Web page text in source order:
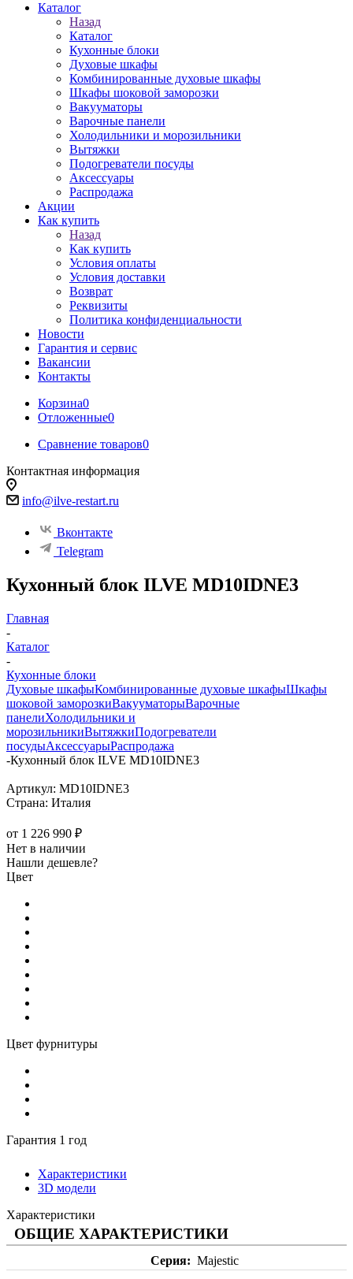
Каталог
Назад
Каталог
Кухонные блоки
Духовые шкафы
Комбинированные духовые шкафы
Шкафы шоковой заморозки
Вакууматоры
Варочные панели
Холодильники и морозильники
Вытяжки
Подогреватели посуды
Аксессуары
Распродажа
Акции
Как купить
Назад
Как купить
Условия оплаты
Условия доставки
Возврат
Реквизиты
Политика конфиденциальности
Новости
Гарантия и сервис
Вакансии
Контакты
Корзина0
Отложенные0
Сравнение товаров0
Контактная информация
info@ilve-restart.ru
Вконтакте
Telegram
Кухонный блок ILVE MD10IDNE3
Главная
-
Каталог
-
Кухонные блоки
Духовые шкафыКомбинированные духовые шкафыШкафы
шоковой заморозкиВакууматорыВарочные
панелиХолодильники и
морозильникиВытяжкиПодогреватели
посудыАксессуарыРаспродажа
-Кухонный блок ILVE MD10IDNE3
Артикул: MD10IDNE3
Страна: Италия
от 1 226 990 ₽
Нет в наличии
Нашли дешевле?
Цвет
Цвет фурнитуры
Гарантия 1 год
Характеристики
3D модели
Характеристики
ОБЩИЕ ХАРАКТЕРИСТИКИ
Серия Majestic